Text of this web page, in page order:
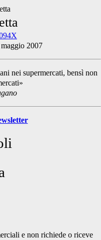
2007
nei supermercati, bensì non
e non richiede o riceve